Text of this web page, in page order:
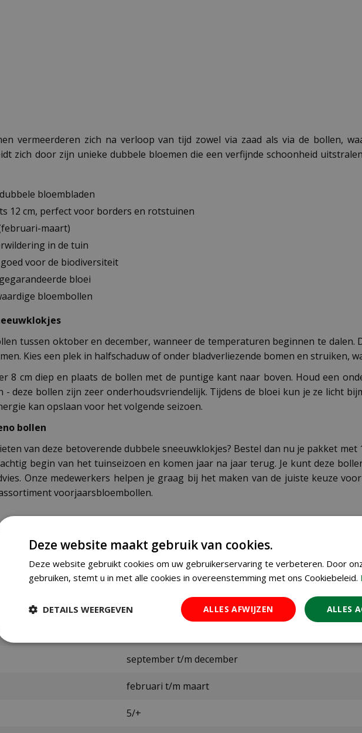
vermeerderen zich na verloop van tijd zowel via zaad als via de bollen,
zich door zijn unieke dubbele bloemen die een verfijnde schoonheid
bloembladen
12 cm, perfect voor borders en rotstuinen
maart)
in de tuin
voor de biodiversiteit
bloei
bloembollen
tussen oktober en december, wanneer de temperaturen beginnen te
Kies een plek in halfschaduw of onder bladverliezende bomen en struiken,
8 cm diep en plaats de bollen met de puntige kant naar boven. Houd een
deze bollen zijn zeer onderhoudsvriendelijk. Tijdens de bloei kun je ze licht
kan opslaan voor het volgende seizoen.
bollen
van deze betoverende dubbele sneeuwklokjes? Bestel dan nu je pakket
begin van het tuinseizoen en komen jaar na jaar terug. Je kunt deze
Onze medewerkers helpen je graag bij het maken van de juiste keuze
voorjaarsbloembollen.
8712438543586
323765
september t/m december
februari t/m maart
5/+
Deze website maakt gebruik van cookies.
Deze website gebruikt cookies om uw gebruikerservaring te verbeteren. Door
gebruiken, stemt u in met alle cookies in overeenstemming met ons Cookiebeleid.
ALLES
ALLES AFWIJZEN
DETAILS WEERGEVEN